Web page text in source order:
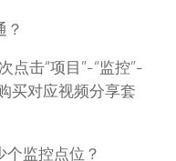
击“项目”-“监控”-
买对应视频分享套
监控点位？